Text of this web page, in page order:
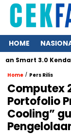
HOME
3.0 Kendaraan
Home / Pers Rilis
Computex
Portofolio
Cooling”